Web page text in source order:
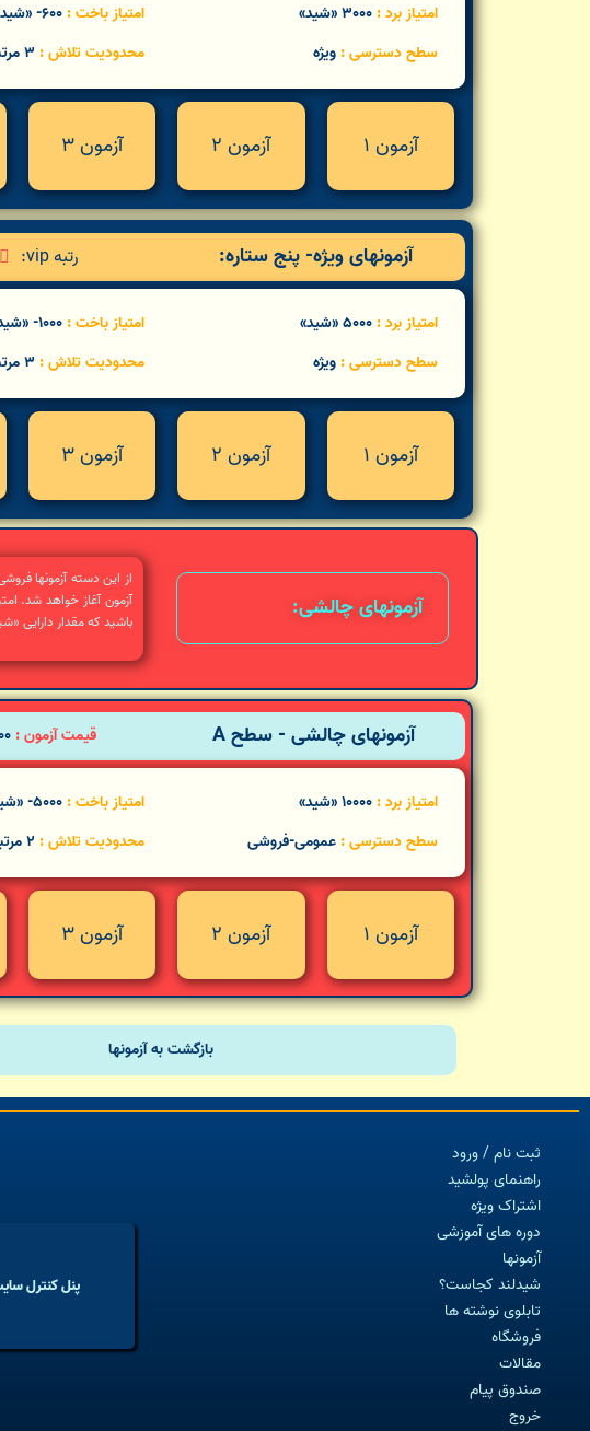
امتیاز برد :
سطح دسترسی : ویژه
امتیاز باخت :
محدودیت تلاش :
آزمون 1 آزمون 2 آزمون 3
آزمونهای ویژه- پنج ستاره: رتبه vip: 
امتیاز برد :
سطح دسترسی : ویژه
امتیاز باخت :
محدودیت تلاش :
آزمون 1 آزمون 2 آزمون 3
آزمونهای چالشی:
از این دسته آزمونها
آزمون آغاز خواهد شد.
باشید که مقدار دارایی
آزمونهای چالشی - سطح A قیمت آزمون : 1000 «شید»
امتیاز برد :
سطح دسترسی : عمومی-فروشی
امتیاز باخت :
محدودیت تلاش :
آزمون 1 آزمون 2 آزمون 3
بازگشت به آزمونها
ثبت نام / ورود
راهنمای پولشید
اشتراک ویژه
دوره های آموزشی
آزمونها
شیدلند کجاست؟
تابلوی نوشته ها
فروشگاه
مقالات
صندوق پیام
خروج
پنل کنترل